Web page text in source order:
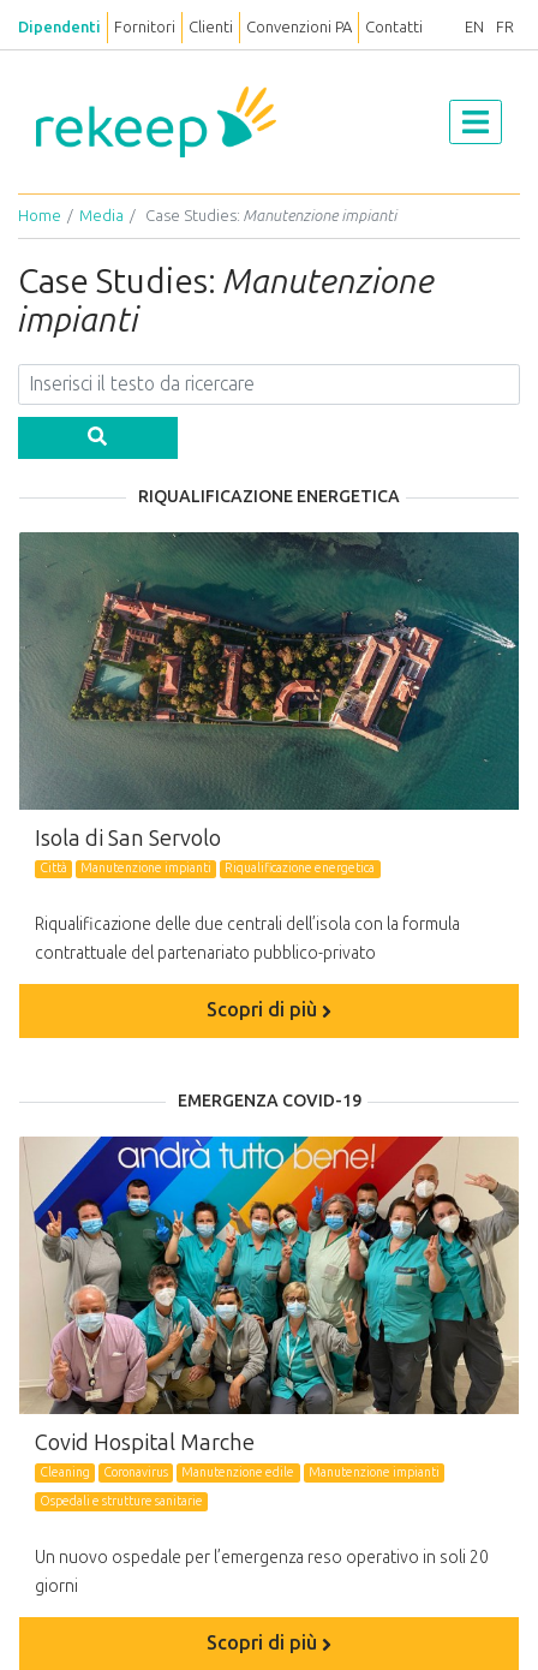
Dipendenti Fornitori Clienti Convenzioni PA Contatti EN FR
Home Media Case Studies: Manutenzione impianti
Case Studies: Manutenzione
impianti
RIQUALIFICAZIONE ENERGETICA
Isola di San Servolo
Città Manutenzione impianti Riqualificazione energetica
Riqualificazione delle due centrali dell’isola con la formula
contrattuale del partenariato pubblico-privato
Scopri di più
EMERGENZA COVID-19
Covid Hospital Marche
Cleaning Coronavirus Manutenzione edile
Manutenzione impianti
Ospedali e strutture sanitarie
Un nuovo ospedale per l’emergenza reso operativo in soli 20
giorni
Scopri di più